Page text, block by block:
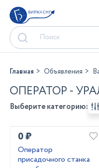
БИРЖА СНГ
Главная Объявления
ОПЕРАТОР -
Выберите категорию:
0 ₽
Оператор
присадочного станка